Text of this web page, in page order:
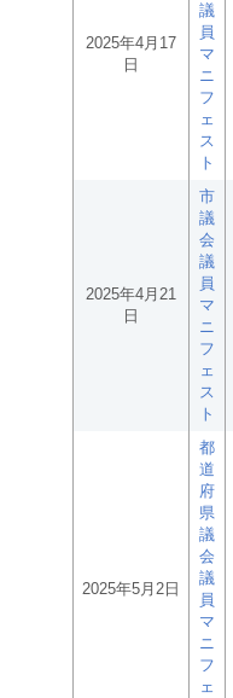
2025年4月17
日
議
員
マ
ニ
フ
ェ
ス
ト
2025年4月21
日
市
議
会
議
員
マ
ニ
フ
ェ
ス
ト
2025年5月2日
都
道
府
県
議
会
議
員
マ
ニ
フ
ェ